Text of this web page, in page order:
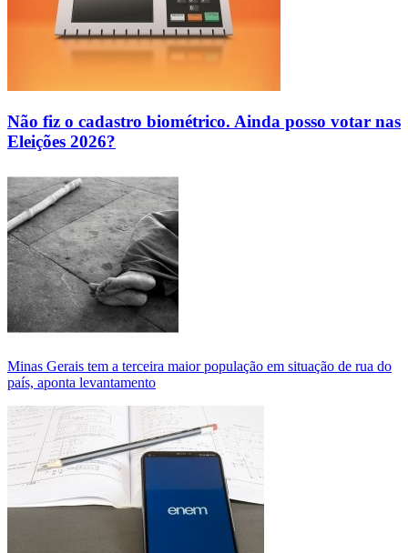
Não fiz o cadastro biométrico. Ainda posso votar nas
Eleições 2026?
Minas Gerais tem a terceira maior população em situação de rua do
país, aponta levantamento